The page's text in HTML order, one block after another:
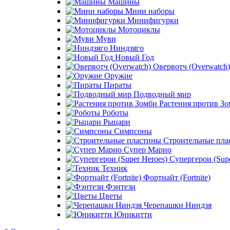
Машины
Мини наборы
Минифигурки
Мотоциклы
Муви
Ниндзяго
Новый Год
Овервотч (Overwatch)
Оружие
Пираты
Подводный мир
Растения против
Роботы
Рыцари
Симпсоны
Строительные
Супер Марио
Супергерои
Техник
Фортнайт (Fortnite)
Фэнтези
Цветы
Черепашки Ниндзя
Юникитти